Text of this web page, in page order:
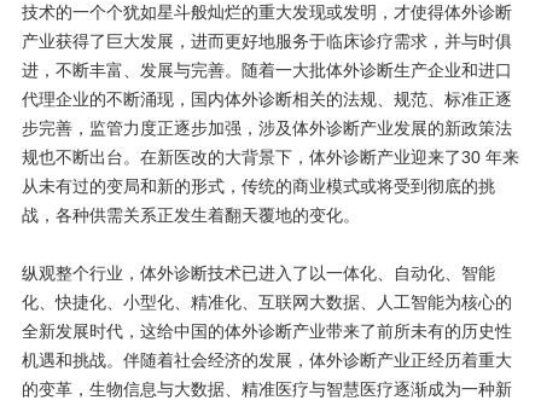
技术的一个个犹如星斗般灿烂的重大发现或发明，才使得体外诊断
产业获得了巨大发展，进而更好地服务于临床诊疗需求，并与时俱
进，不断丰富、发展与完善。随着一大批体外诊断生产企业和进口
代理企业的不断涌现，国内体外诊断相关的法规、规范、标准正逐
步完善，监管力度正逐步加强，涉及体外诊断产业发展的新政策法
规也不断出台。在新医改的大背景下，体外诊断产业迎来了30 年来
从未有过的变局和新的形式，传统的商业模式或将受到彻底的挑
战，各种供需关系正发生着翻天覆地的变化。
纵观整个行业，体外诊断技术已进入了以一体化、自动化、智能
化、快捷化、小型化、精准化、互联网大数据、人工智能为核心的
全新发展时代，这给中国的体外诊断产业带来了前所未有的历史性
机遇和挑战。伴随着社会经济的发展，体外诊断产业正经历着重大
的变革，生物信息与大数据、精准医疗与智慧医疗逐渐成为一种新